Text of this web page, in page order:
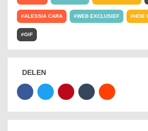
ALESSIA CARA WEB EXCLUSIEF HOE
GIF
DELEN